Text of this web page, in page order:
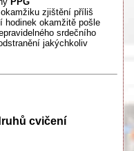
zjištění příliš
okamžitě pošle
srdečního
jakýchkoliv
cvičení